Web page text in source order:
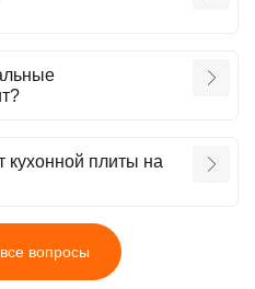
кухонной плиты на
вопросы